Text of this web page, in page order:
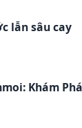
lẫn sâu cay
Khám